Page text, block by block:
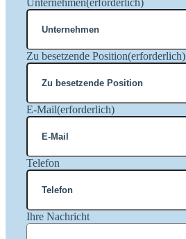
Unternehmen(erforderlich)
Zu besetzende Position(erforderlich)
E-Mail(erforderlich)
Telefon
Ihre Nachricht